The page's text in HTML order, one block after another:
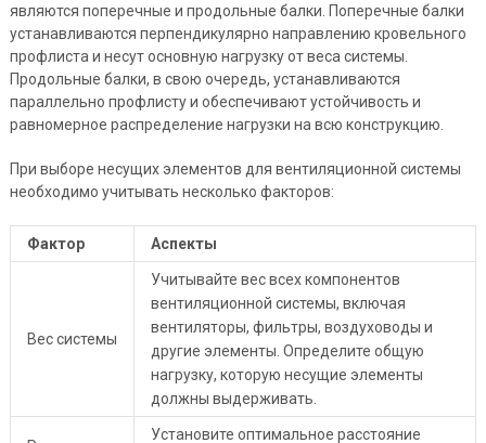
являются поперечные и продольные балки. Поперечные балки
устанавливаются перпендикулярно направлению кровельного
профлиста и несут основную нагрузку от веса системы.
Продольные балки, в свою очередь, устанавливаются
параллельно профлисту и обеспечивают устойчивость и
равномерное распределение нагрузки на всю конструкцию.
При выборе несущих элементов для вентиляционной системы
необходимо учитывать несколько факторов:
Фактор Аспекты
Вес системы
Учитывайте вес всех компонентов
вентиляционной системы, включая
вентиляторы, фильтры, воздуховоды и
другие элементы. Определите общую
нагрузку, которую несущие элементы
должны выдерживать.
Установите оптимальное расстояние